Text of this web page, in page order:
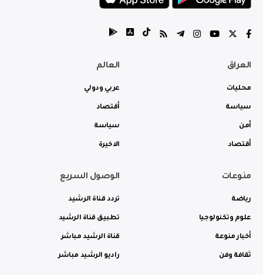
العراق
محليات
سياسة
أمن
أقتصاد
العالم
عربي ودولي
أقتصاد
سياسة
الاخيرة
منوعات
رياضة
علوم وتكنولوجيا
أخبار منوعة
ثقافة وفن
الوصول السريع
تردد قناة الرشيد
تطبيق قناة الرشيد
قناة الرشيد مباشر
راديو الرشيد مباشر